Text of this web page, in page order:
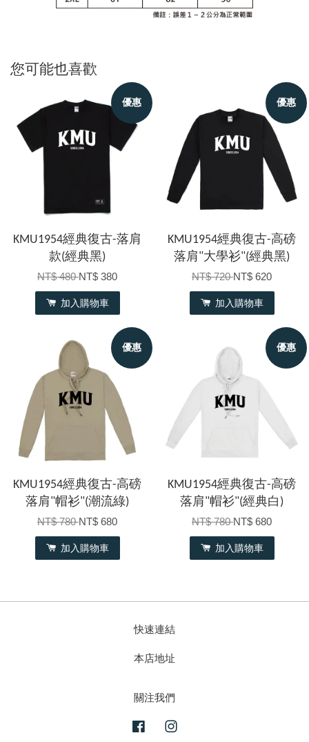
您可能也喜歡
優惠
KMU1954經典復古-落肩
款(經典黑)
NT$ 480NT$ 380
加入購物車
優惠
KMU1954經典復古-高磅
落肩"大學衫"(經典黑)
NT$ 720NT$ 620
加入購物車
優惠
KMU1954經典復古-高磅
落肩"帽衫"(潮流綠)
NT$ 780NT$ 680
加入購物車
優惠
KMU1954經典復古-高磅
落肩"帽衫"(經典白)
NT$ 780NT$ 680
加入購物車
快速連結
本店地址
關注我們
Facebook